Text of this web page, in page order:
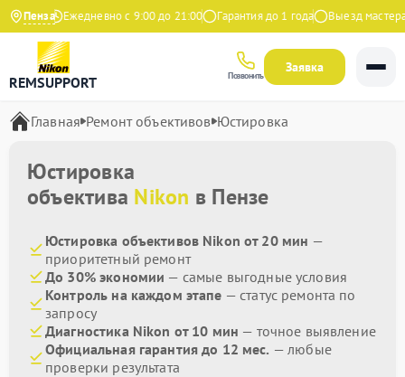
ПензаЕжедневно с 9:00 до 21:00 Гарантия до 1 года Выезд мастера
REMSUPPORT Позвонить
Заявка
Главная Ремонт объективов Юстировка
Юстировка
объектива Nikon в Пензе
Юстировка объективов Nikon от 20 мин —
приоритетный ремонт
До 30% экономии — самые выгодные условия
Контроль на каждом этапе — статус ремонта по
запросу
Диагностика Nikon от 10 мин — точное выявление
Официальная гарантия до 12 мес. — любые
проверки результата